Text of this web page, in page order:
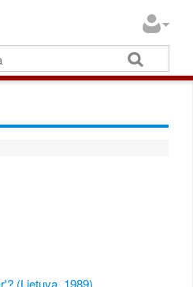
(Lietuva, 1989)